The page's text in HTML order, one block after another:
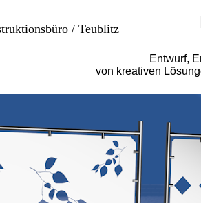
/ Teublitz
Entwurf,
von kreativen